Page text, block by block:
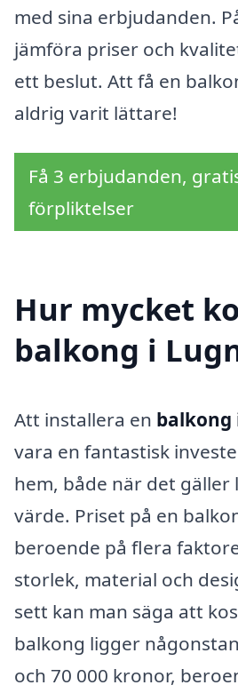
med sina erbjudanden.
jämföra priser och
ett beslut. Att få en
aldrig varit lättare!
Få 3 erbjudanden,
förpliktelser
Hur mycket
balkong i
Att installera en balkong
vara en fantastisk
hem, både när det gäller
värde. Priset på en
beroende på flera
storlek, material och
sett kan man säga att
balkong ligger
och 70 000 kronor,